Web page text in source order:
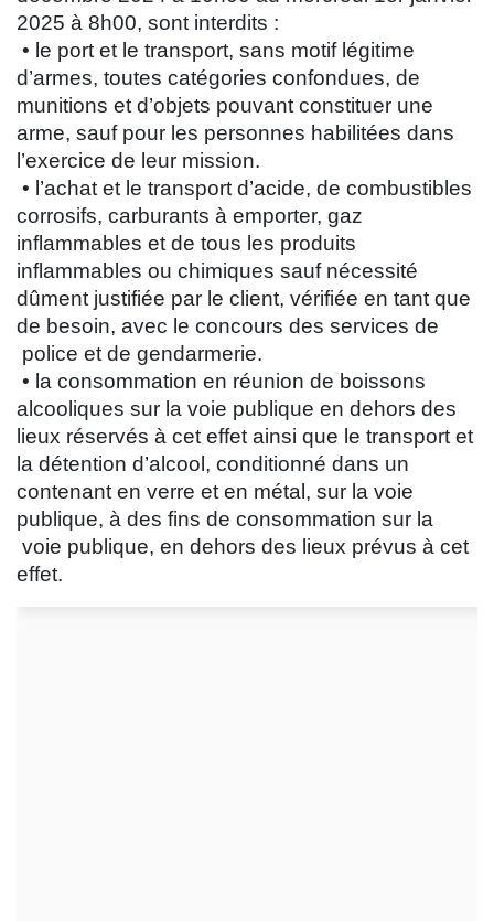
2025 à 8h00, sont interdits :
• le port et le transport, sans motif légitime
d’armes, toutes catégories confondues, de
munitions et d’objets pouvant constituer une
arme, sauf pour les personnes habilitées dans
l’exercice de leur mission.
• l’achat et le transport d’acide, de combustibles
corrosifs, carburants à emporter, gaz
inflammables et de tous les produits
inflammables ou chimiques sauf nécessité
dûment justifiée par le client, vérifiée en tant que
de besoin, avec le concours des services de
police et de gendarmerie.
• la consommation en réunion de boissons
alcooliques sur la voie publique en dehors des
lieux réservés à cet effet ainsi que le transport et
la détention d’alcool, conditionné dans un
contenant en verre et en métal, sur la voie
publique, à des fins de consommation sur la
voie publique, en dehors des lieux prévus à cet
effet.